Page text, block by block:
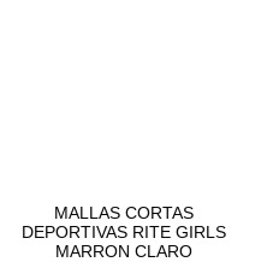
MALLAS CORTAS
DEPORTIVAS RITE GIRLS
MARRON CLARO